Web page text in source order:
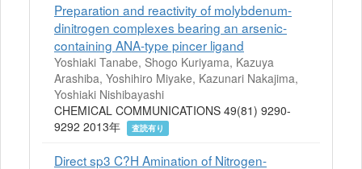
Preparation and reactivity of molybdenum-
dinitrogen complexes bearing an arsenic-
containing ANA-type pincer ligand
Yoshiaki Tanabe, Shogo Kuriyama, Kazuya
Arashiba, Yoshihiro Miyake, Kazunari Nakajima,
Yoshiaki Nishibayashi
CHEMICAL COMMUNICATIONS 49(81) 9290-
9292 2013年
査読有り
Direct sp3 C?H Amination of Nitrogen-